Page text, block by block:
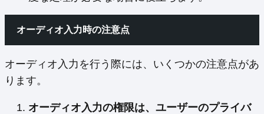
オーディオ入力時の注意点
オーディオ入力を行う際には、いくつかの注意点があ
ります。
オーディオ入力の権限は、ユーザーのプライバ